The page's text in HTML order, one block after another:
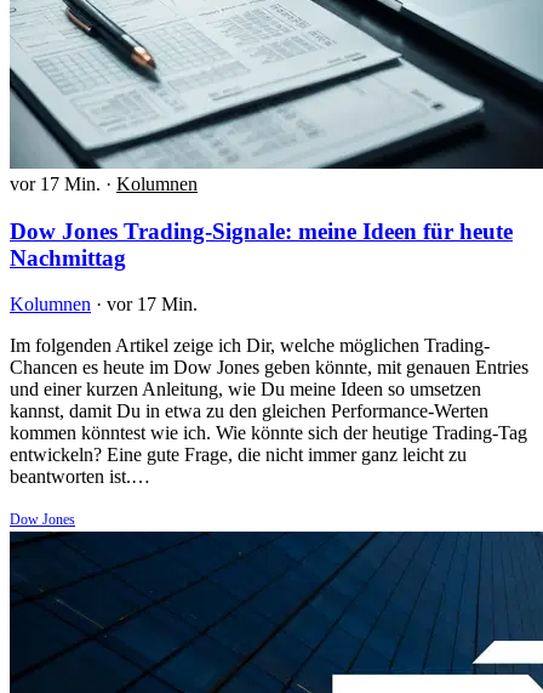
vor 17 Min. · Kolumnen
Dow Jones Trading-Signale: meine Ideen für heute
Nachmittag
Kolumnen · vor 17 Min.
Im folgenden Artikel zeige ich Dir, welche möglichen Trading-
Chancen es heute im Dow Jones geben könnte, mit genauen Entries
und einer kurzen Anleitung, wie Du meine Ideen so umsetzen
kannst, damit Du in etwa zu den gleichen Performance-Werten
kommen könntest wie ich. Wie könnte sich der heutige Trading-Tag
entwickeln? Eine gute Frage, die nicht immer ganz leicht zu
beantworten ist.…
Dow Jones